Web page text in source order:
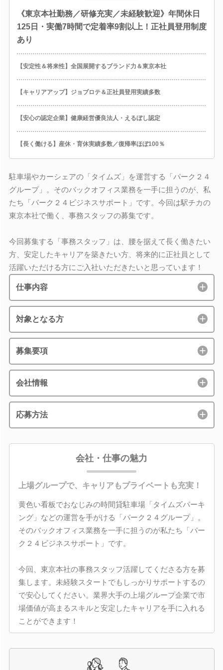
《東京本社勤務／研修充実／未経験歓迎》年間休日
125日・実働7時間で定着率9割以上！正社員登用制度
あり
【安定性＆将来性】全国展開するブランド力＆東京本社
【キャリアアップ】ジョブロテ＆正社員登用実績多数
【安心の認定企業】健康経営優良法人・えるぼし認定
【長く働ける】産休・育休実績多数／復帰率ほぼ100％
駐車場やカーシェアの「タイムズ」を運営する「パーク２４
グループ」。そのバックオフィス業務を一手に担うのが、私
たち「パーク２４ビジネスサポート」です。今回は駅チカの
東京本社で働く、事務スタッフの募集です。
今回募集する「事務スタッフ」は、腰を据えて長く働きたい
方、安定したキャリアを築きたい方、将来的に正社員として
活躍いただける方にご入社いただきたいと思っています！
仕事内容
対象となる方
募集要項
会社情報
応募方法
会社・仕事の魅力
上場グループで、キャリアもプライベートも充実！
黄色い看板でおなじみの時間貸駐車場「タイムズパーキ
ング」などの運営を手がける「パーク２４グループ」。
そのバックオフィス業務を一手に担うのが私たち「パー
ク２４ビジネスサポート」です。
今回、東京本社の事務スタッフ活躍してくださる方を募
集します。未経験スタートでもしっかりサポートするの
で安心してください。業界大手の上場グループ企業で市
場価値が高まるスキルと安定したキャリアを手に入れる
ことができます！